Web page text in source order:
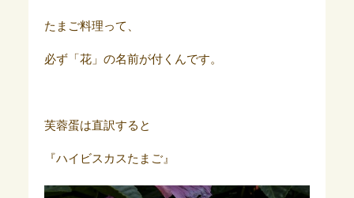
たまご料理って、
必ず「花」の名前が付くんです。
芙蓉蛋は直訳すると
『ハイビスカスたまご』